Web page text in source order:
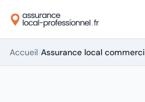
Accueil/Assurance local